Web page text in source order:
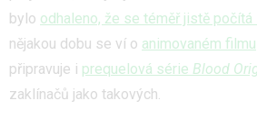
bylo odhaleno, že se téměř jistě
nějakou dobu se ví o animovaném filmu
připravuje i prequelová série Blood
zaklínačů jako takových.